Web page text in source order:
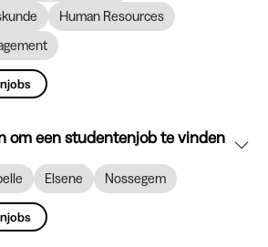
Human Resources
om een studentenjob te vinden
Elsene Nossegem